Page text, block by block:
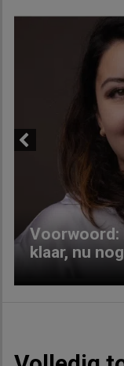
Voorwoord:
klaar, nu